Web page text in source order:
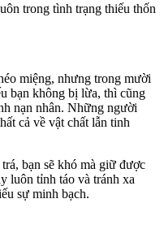
trong tình trạng thiếu thốn
miệng, nhưng trong mười
bạn không bị lừa, thì cũng
nạn nhân. Những người
cả về vật chất lẫn tinh
bạn sẽ khó mà giữ được
luôn tỉnh táo và tránh xa
sự minh bạch.